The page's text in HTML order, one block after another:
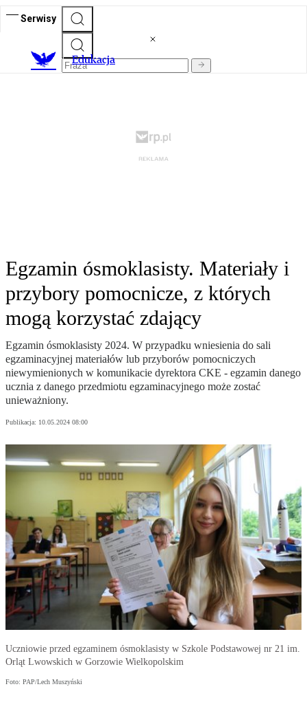
Serwisy
Edukacja
Egzamin ósmoklasisty. Materiały i
przybory pomocnicze, z których
mogą korzystać zdający
Egzamin ósmoklasisty 2024. W przypadku wniesienia do sali
egzaminacyjnej materiałów lub przyborów pomocniczych
niewymienionych w komunikacie dyrektora CKE - egzamin danego
ucznia z danego przedmiotu egzaminacyjnego może zostać
unieważniony.
Publikacja: 10.05.2024 08:00
Uczniowie przed egzaminem ósmoklasisty w Szkole Podstawowej nr 21 im.
Orląt Lwowskich w Gorzowie Wielkopolskim
Foto: PAP/Lech Muszyński